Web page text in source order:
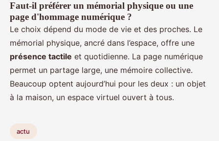
Faut-il préférer un mémorial physique ou une
page d'hommage numérique ?
Le choix dépend du mode de vie et des proches. Le
mémorial physique, ancré dans l’espace, offre une
présence tactile et quotidienne. La page numérique
permet un partage large, une mémoire collective.
Beaucoup optent aujourd’hui pour les deux : un objet
à la maison, un espace virtuel ouvert à tous.
actu